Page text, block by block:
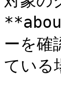
ーを確
ている